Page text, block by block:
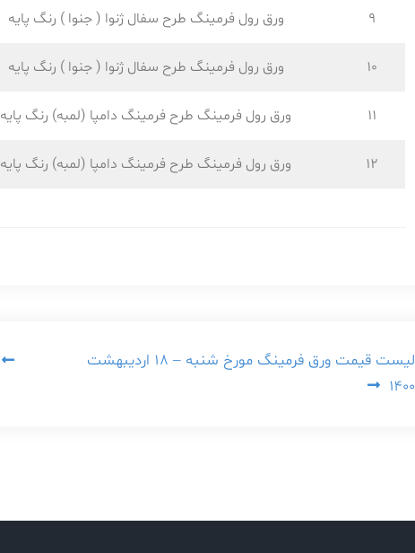
9 ورق رول فرمینگ طرح سفال ژنوا ( جنوا ) رنگ پایه
10 ورق رول فرمینگ طرح سفال ژنوا ( جنوا ) رنگ پایه
11 ورق رول فرمینگ طرح فرمینگ دامپا (لمبه) رنگ پایه
12 ورق رول فرمینگ طرح فرمینگ دامپا (لمبه) رنگ پایه
راهبری
نوشته
لیست قیمت ورق فرمینگ مورخ شنبه – ۱۸ اردیبهشت
۱۴۰۰